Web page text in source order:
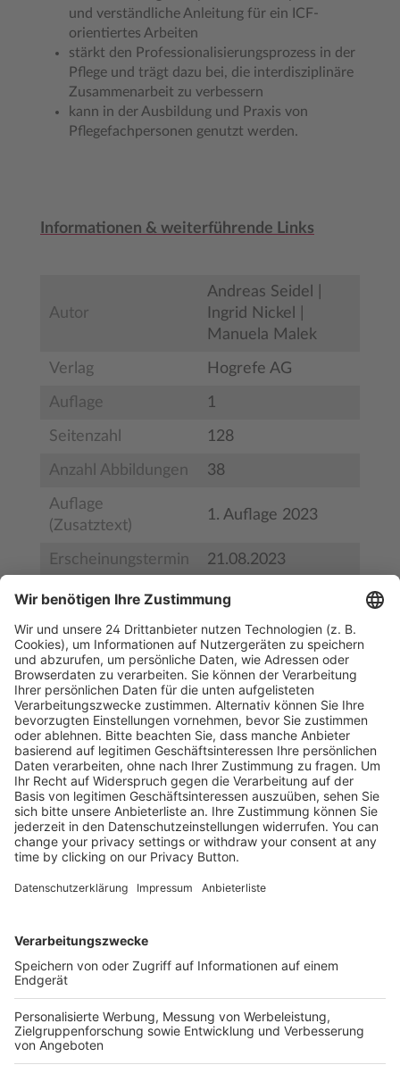
und verständliche Anleitung für ein ICF-
orientiertes Arbeiten
stärkt den Professionalisierungsprozess in der
Pflege und trägt dazu bei, die interdisziplinäre
Zusammenarbeit zu verbessern
kann in der Ausbildung und Praxis von
Pflegefachpersonen genutzt werden.
Informationen & weiterführende Links
Autor
Andreas Seidel |
Ingrid Nickel |
Manuela Malek
Verlag Hogrefe AG
Auflage 1
Seitenzahl 128
Anzahl Abbildungen 38
Auflage
(Zusatztext)
1. Auflage 2023
Erscheinungstermin 21.08.2023
Bestell-Nr. 9783456862569
ISBN 978-3-456-86256-9
Kostenlose Rücksendung bis zu 14 Tage nach
Bestelleingang (innerhalb Deutschlands).
Versandkosten.
Der Bestellprozess ist mit Hilfe eines SSL-